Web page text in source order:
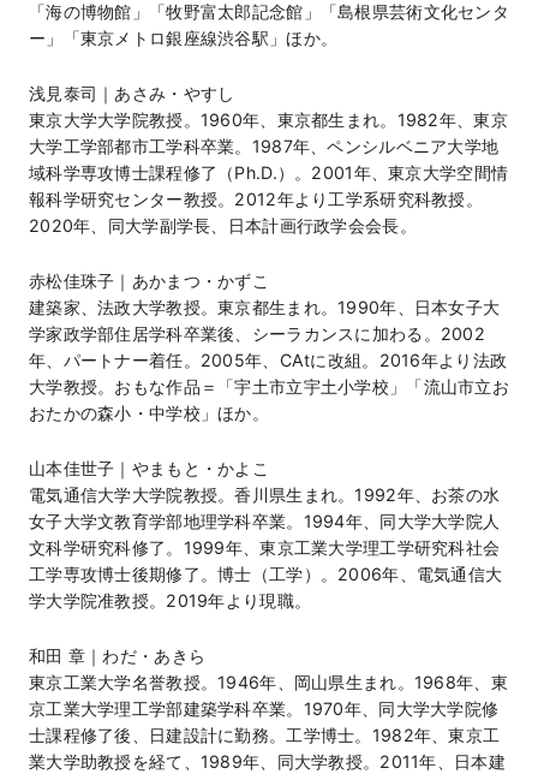
「海の博物館」「牧野富太郎記念館」「島根県芸術文化センタ
ー」「東京メトロ銀座線渋谷駅」ほか。
浅見泰司｜あさみ・やすし
東京大学大学院教授。1960年、東京都生まれ。1982年、東京
大学工学部都市工学科卒業。1987年、ペンシルベニア大学地
域科学専攻博士課程修了（Ph.D.）。2001年、東京大学空間情
報科学研究センター教授。2012年より工学系研究科教授。
2020年、同大学副学長、日本計画行政学会会長。
赤松佳珠子｜あかまつ・かずこ
建築家、法政大学教授。東京都生まれ。1990年、日本女子大
学家政学部住居学科卒業後、シーラカンスに加わる。2002
年、パートナー着任。2005年、CAtに改組。2016年より法政
大学教授。おもな作品＝「宇土市立宇土小学校」「流山市立お
おたかの森小・中学校」ほか。
山本佳世子｜やまもと・かよこ
電気通信大学大学院教授。香川県生まれ。1992年、お茶の水
女子大学文教育学部地理学科卒業。1994年、同大学大学院人
文科学研究科修了。1999年、東京工業大学理工学研究科社会
工学専攻博士後期修了。博士（工学）。2006年、電気通信大
学大学院准教授。2019年より現職。
和田 章｜わだ・あきら
東京工業大学名誉教授。1946年、岡山県生まれ。1968年、東
京工業大学理工学部建築学科卒業。1970年、同大学大学院修
士課程修了後、日建設計に勤務。工学博士。1982年、東京工
業大学助教授を経て、1989年、同大学教授。2011年、日本建